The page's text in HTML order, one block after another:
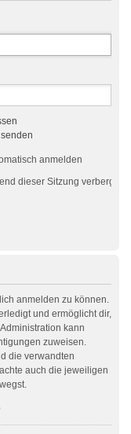
anmelden
dieser Sitzung verbergen
anmelden zu können.
und ermöglicht dir,
kann
zuweisen.
die verwandten
auch die jeweiligen